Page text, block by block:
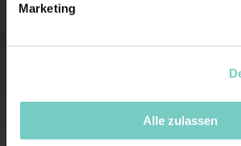
Marketing
Alle zulassen